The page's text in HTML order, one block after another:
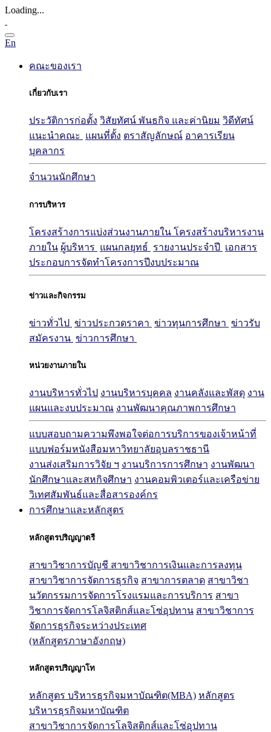
Loading...
En
คณะของเรา
เกี่ยวกับเรา
ประวัติการก่อตั้ง วิสัยทัศน์ พันธกิจ และค่านิยม วิดีทัศน์
แนะนำคณะ
แผนที่ตั้ง ตราสัญลักษณ์ อาคารเรียน
บุคลากร
จำนวนนักศึกษา
การบริหาร
โครงสร้างการแบ่งส่วนงานภายใน โครงสร้างบริหารงาน
ภายใน ผู้บริหาร แผนกลยุทธ์ รายงานประจำปี
เอกสาร
ประกอบการจัดทำโครงการปีงบประมาณ
ข่าวและกิจกรรม
ข่าวทั่วไป ข่าวประกวดราคา ข่าวทุนการศึกษา ข่าวรับ
สมัครงาน ข่าวการศึกษา
หน่วยงานภายใน
งานบริหารทั่วไป งานบริหารบุคคล งานคลังและพัสดุ งาน
แผนและงบประมาณ งานพัฒนาคุณภาพการศึกษา
แบบสอบถามความพึงพอใจต่อการบริการของเจ้าหน้าที่
แบบฟอร์มหนังสือมหาวิทยาลัยอุบลราชธานี
งานส่งเสริมการวิจัย ฯ งานบริการการศึกษา งานพัฒนา
นักศึกษาและสหกิจศึกษา งานคอมพิวเตอร์และเครือข่าย
วิเทศสัมพันธ์และสื่อสารองค์กร
การศึกษาและหลักสูตร
หลักสูตรปริญญาตรี
สาขาวิชาการบัญชี สาขาวิชาการเงินและการลงทุน
สาขาวิชาการจัดการธุรกิจ สาขาการตลาด สาขาวิชา
นวัตกรรมการจัดการโรงแรมและการบริการ สาขา
วิชาการจัดการโลจิสติกส์และโซ่อุปทาน สาขาวิชาการ
จัดการธุรกิจระหว่างประเทศ
(หลักสูตรภาษาอังกฤษ)
หลักสูตรปริญญาโท
หลักสูตร บริหารธุรกิจมหาบัณฑิต(MBA) หลักสูตร
บริหารธุรกิจมหาบัณฑิต
สาขาวิชาการจัดการโลจิสติกส์และโซ่อุปทาน